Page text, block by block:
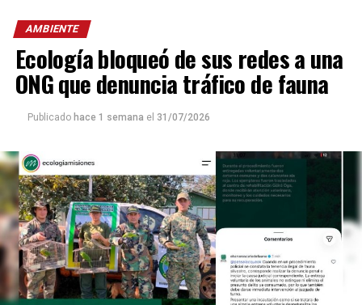
AMBIENTE
Ecología bloqueó de sus redes a una
ONG que denuncia tráfico de fauna
Publicado hace 1 semana el 31/07/2026